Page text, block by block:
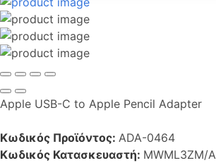
Apple USB-C to Apple Pencil Adapter
Κωδικός Προϊόντος: ADA-0464
Κωδικός Κατασκευαστή: MWML3ZM/A